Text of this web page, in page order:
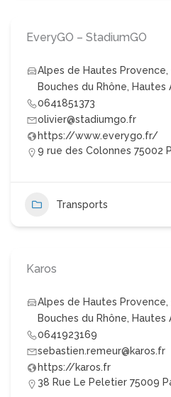
EveryGO – StadiumGO
Alpes de Hautes Provence,
Bouches du Rhône, Hautes
0641851373
olivier@stadiumgo.fr
https://www.everygo.fr/
9 rue des Colonnes 75002
Transports
Karos
Alpes de Hautes Provence,
Bouches du Rhône, Hautes
0641923169
sebastien.remeur@karos.fr
https://karos.fr
38 Rue Le Peletier 75009